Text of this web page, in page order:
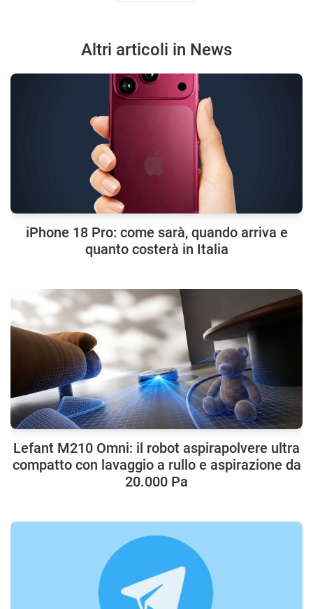
Altri articoli in News
iPhone 18 Pro: come sarà, quando arriva e
quanto costerà in Italia
Lefant M210 Omni: il robot aspirapolvere ultra
compatto con lavaggio a rullo e aspirazione da
20.000 Pa